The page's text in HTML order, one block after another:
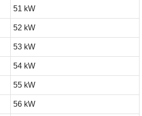
51 kW
52 kW
53 kW
54 kW
55 kW
56 kW